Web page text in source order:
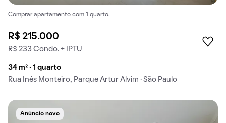
Comprar apartamento com 1 quarto.
R$ 215.000
R$ 233 Condo. + IPTU
34 m² · 1 quarto
Rua Inês Monteiro, Parque Artur Alvim · São Paulo
Anúncio novo